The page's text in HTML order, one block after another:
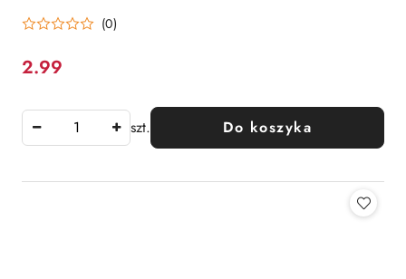
(0)
Cena:
2.99
szt. Do koszyka